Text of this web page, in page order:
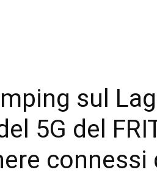
sul
5G del
connessi